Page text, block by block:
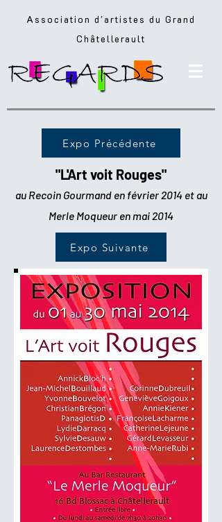
Association d'artistes du Grand
Châtellerault
Expo Précédente
"L'Art voit Rouges"
au Recoin Gourmand en février 2014 et au
Merle Moqueur en mai 2014
Expo Suivante